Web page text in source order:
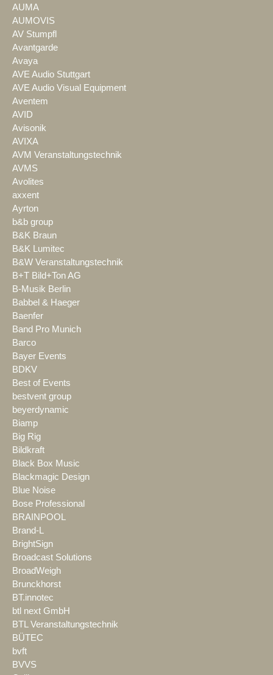
AUMA
AUMOVIS
AV Stumpfl
Avantgarde
Avaya
AVE Audio Stuttgart
AVE Audio Visual Equipment
Aventem
AVID
Avisonik
AVIXA
AVM Veranstaltungstechnik
AVMS
Avolites
axxent
Ayrton
b&b group
B&K Braun
B&K Lumitec
B&W Veranstaltungstechnik
B+T Bild+Ton AG
B-Musik Berlin
Babbel & Haeger
Baenfer
Band Pro Munich
Barco
Bayer Events
BDKV
Best of Events
bestvent group
beyerdynamic
Biamp
Big Rig
Bildkraft
Black Box Music
Blackmagic Design
Blue Noise
Bose Professional
BRAINPOOL
Brand-L
BrightSign
Broadcast Solutions
BroadWeigh
Brunckhorst
BT.innotec
btl next GmbH
BTL Veranstaltungstechnik
BÜTEC
bvft
BVVS